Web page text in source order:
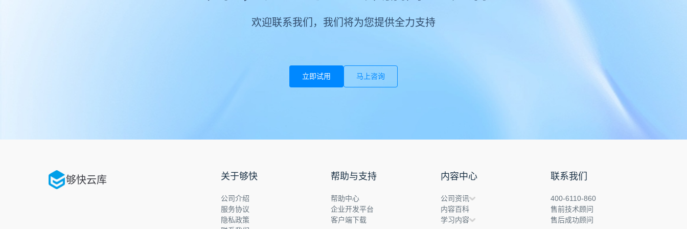
欢迎联系我们，我们将为您提供全力支持
立即试用 马上咨询
够快云库 关于够快
公司介绍
服务协议
隐私政策
帮助与支持
帮助中心
企业开发平台
客户端下载
内容中心
公司资讯
内容百科
学习内容
联系我们
400-6110-860
售前技术顾问
售后成功顾问